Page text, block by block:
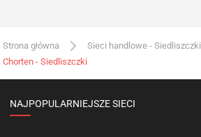
Strona główna Sieci handlowe - Siedliszczki
Chorten - Siedliszczki
NAJPOPULARNIEJSZE SIECI